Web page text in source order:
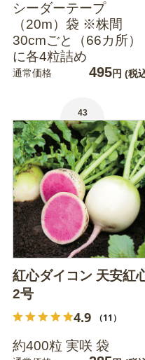
シーダーテープ
（20m）袋 ※株間
30cmごと（66カ所）
に各4粒詰め
通常価格 495円 (税
43
紅心ダイコン 天安紅
2号
4.9 （11）
約400粒 実咲 袋